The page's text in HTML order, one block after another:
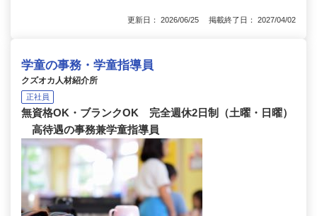
更新日： 2026/06/25 掲載終了日： 2027/04/02
学童の事務・学童指導員
クズオカ人材紹介所
正社員
無資格OK・ブランクOK 完全週休2日制（土曜・日曜）
高待遇の事務兼学童指導員